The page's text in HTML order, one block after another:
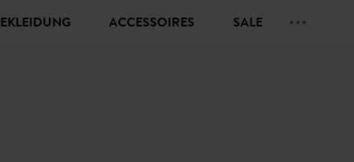
BEKLEIDUNG ACCESSOIRES SALE